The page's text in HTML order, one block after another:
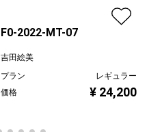
F0-2022-MT-07
吉田絵美
プラン
レギュラー
価格
¥ 24,200